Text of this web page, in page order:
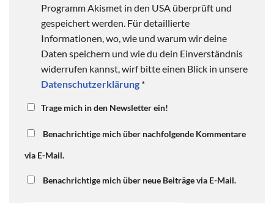
Programm Akismet in den USA überprüft und
gespeichert werden. Für detaillierte
Informationen, wo, wie und warum wir deine
Daten speichern und wie du dein Einverständnis
widerrufen kannst, wirf bitte einen Blick in unsere
Datenschutzerklärung *
Trage mich in den Newsletter ein!
Benachrichtige mich über nachfolgende Kommentare
via E-Mail.
Benachrichtige mich über neue Beiträge via E-Mail.